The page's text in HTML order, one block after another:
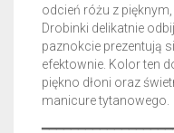
odcień różu z
Drobinki delikatnie
paznokcie prezentują
efektownie. Kolor ten
piękno dłoni oraz
manicure tytanowego.